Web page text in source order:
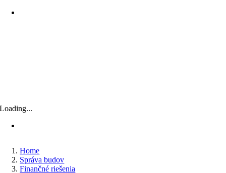
Loading...
Home
Správa budov
Finančné riešenia